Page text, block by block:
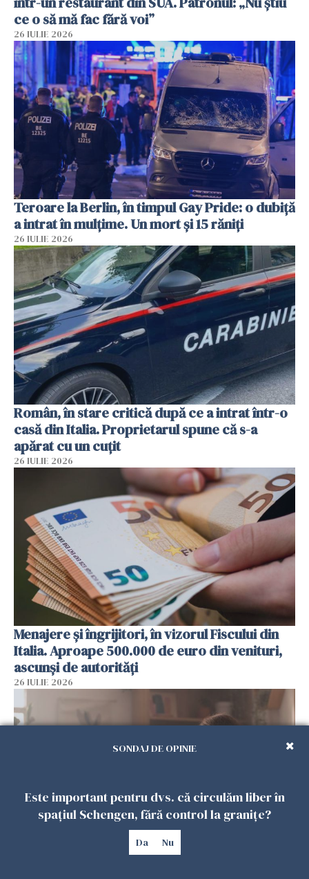
ce o să mă fac fără voi”
26 IULIE 2026
Teroare la Berlin, în timpul Gay Pride: o dubiță
a intrat în mulțime. Un mort și 15 răniți
26 IULIE 2026
Român, în stare critică după ce a intrat într-o
casă din Italia. Proprietarul spune că s-a
apărat cu un cuțit
26 IULIE 2026
Menajere și îngrijitori, în vizorul Fiscului din
Italia. Aproape 500.000 de euro din venituri,
ascunși de autorități
26 IULIE 2026
Vrei să te muți în SUA? Un studiu Harvard
SONDAJ DE OPINIE
Este important pentru dvs. că circulăm liber în
spațiul Schengen, fără control la granițe?
Da Nu